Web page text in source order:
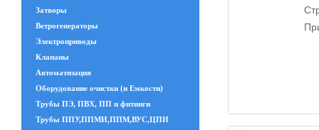
Затворы
Ветрогенераторы
Электроприводы
Клапаны
Автоматизация
Оборудование очистки (и Емкости)
Трубы ПЭ, ПВХ, ПП и фитинги
Трубы ППУ,ППМИ,ППМ,ВУС,ЦПИ